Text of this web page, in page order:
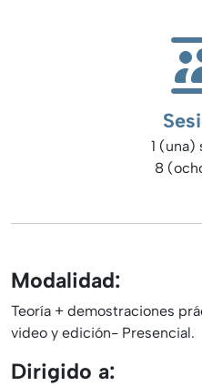
1 (una)
8
Modalidad:
Teoría + demostraciones
video y edición- Presencial.
Dirigido a: